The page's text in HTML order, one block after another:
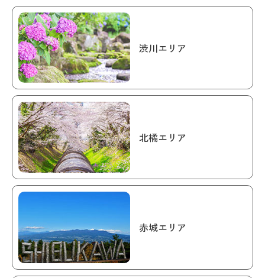
渋川エリア
北橘エリア
赤城エリア